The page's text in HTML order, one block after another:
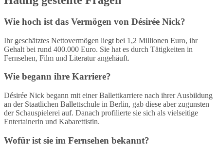
Wie hoch ist das Vermögen von Désirée Nick?
Ihr geschätztes Nettovermögen liegt bei 1,2 Millionen Euro, ihr
Gehalt bei rund 400.000 Euro. Sie hat es durch Tätigkeiten in
Fernsehen, Film und Literatur angehäuft.
Wie begann ihre Karriere?
Désirée Nick begann mit einer Ballettkarriere nach ihrer Ausbildung
an der Staatlichen Ballettschule in Berlin, gab diese aber zugunsten
der Schauspielerei auf. Danach profilierte sie sich als vielseitige
Entertainerin und Kabarettistin.
Wofür ist sie im Fernsehen bekannt?